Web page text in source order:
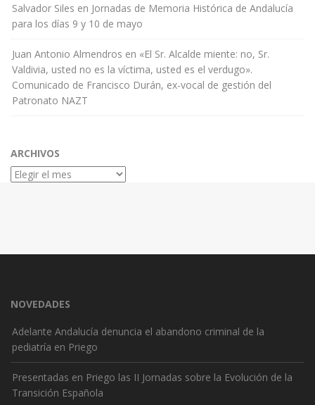
Salvador Siles en Jornadas de Memoria Histórica de Andalucía
para los días 9 y 10 de mayo
Juan Antonio Almendros en «El Sr. Alcalde miente: no, Sr.
Valdivia, usted no es la víctima, usted es el verdugo».
Comunicado de Francisco Durán, ex-vocal de gestión del
Patronato NAZT
ARCHIVOS
Archivos
NOVEDADES
Adelante Andalucía denuncia el abandono criminal de la
pediatría en Priego
Presentadas en Priego las II Jornadas sobre la Evolución de la
Transición Española